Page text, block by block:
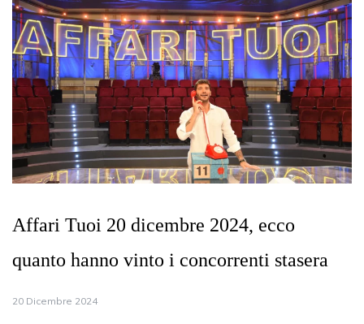
Affari Tuoi 20 dicembre 2024, ecco
quanto hanno vinto i concorrenti stasera
20 Dicembre 2024